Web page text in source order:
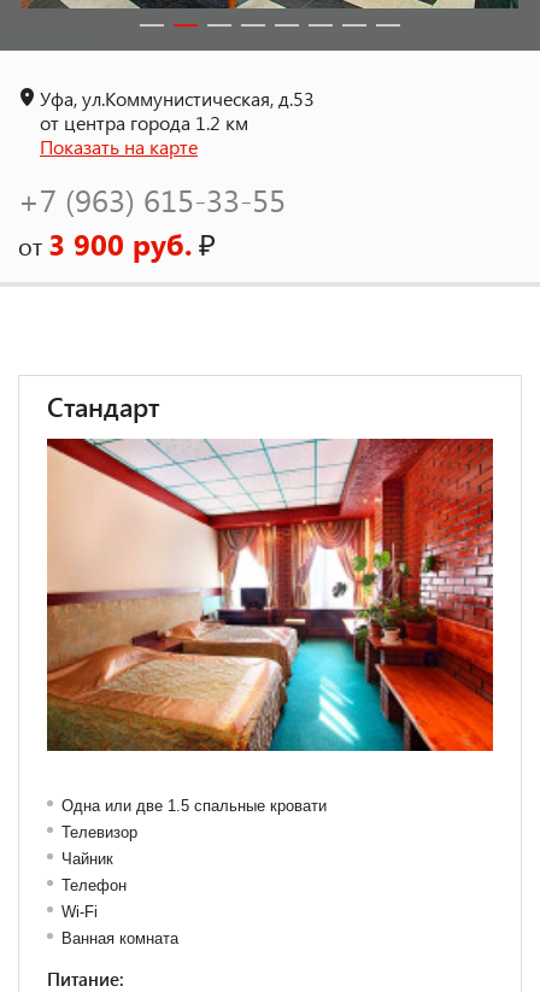
Уфа, ул.Коммунистическая, д.53
от центра города 1.2 км
Показать на карте
+7 (963) 615-33-55
от 3 900 руб.₽
Стандарт
Одна или две 1.5 спальные кровати
Телевизор
Чайник
Телефон
Wi-Fi
Ванная комната
Питание: